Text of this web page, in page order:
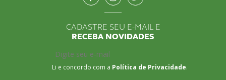
CADASTRE SEU E-MAIL E
RECEBA NOVIDADES
Li e concordo com a Política de Privacidade.